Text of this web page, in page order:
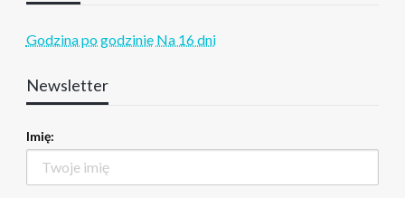
Godzina po godzinie Na 16 dni
Newsletter
Imię: